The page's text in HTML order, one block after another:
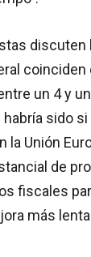
discuten
coinciden
un 4 y
sido si
la Unión
de
fiscales
más